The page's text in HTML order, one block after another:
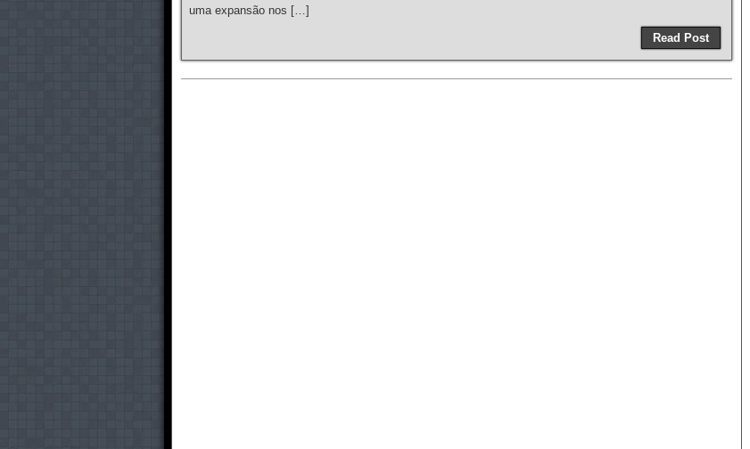
uma expansão nos […]
Read Post